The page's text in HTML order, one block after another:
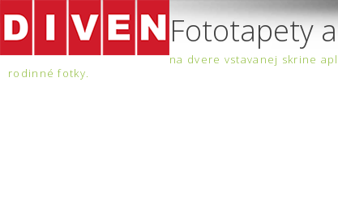
Fototapety
na dvere vstavanej skrine
rodinné fotky.